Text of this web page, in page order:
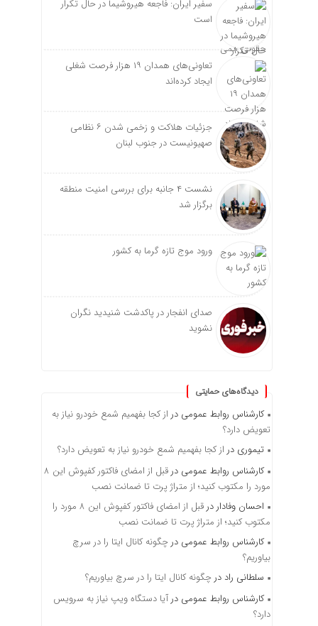
سفیر ایران: فاجعه هیروشیما در حال تکرار
است
تعاونی‌های همدان ۱۹ هزار فرصت شغلی
ایجاد کرده‌اند
جزئیات هلاکت و زخمی شدن ۶ نظامی
صهیونیست در جنوب لبنان
نشست ۴ جانبه برای بررسی امنیت منطقه
برگزار شد
ورود موج تازه گرما به کشور
صدای انفجار در پاکدشت شنیدید نگران
نشوید
دیدگاه‌های حمایتی
کارشناس روابط عمومی در از کجا بفهمیم شمع خودرو نیاز به
تعویض دارد؟
تیموری در از کجا بفهمیم شمع خودرو نیاز به تعویض دارد؟
کارشناس روابط عمومی در
قبل از امضای فاکتور کفپوش این ۸
مورد را مکتوب کنید؛ از متراژ پرت تا ضمانت نصب
احسان وفادار در
قبل از امضای فاکتور کفپوش این ۸ مورد را
مکتوب کنید؛ از متراژ پرت تا ضمانت نصب
کارشناس روابط عمومی در چگونه کانال ایتا را در سرچ
بیاوریم؟
سلطانی راد در چگونه کانال ایتا را در سرچ بیاوریم؟
کارشناس روابط عمومی در آیا دستگاه ویپ نیاز به سرویس
دارد؟